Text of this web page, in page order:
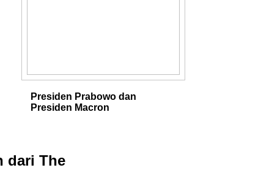
Presiden Prabowo dan
Presiden Macron
dari The